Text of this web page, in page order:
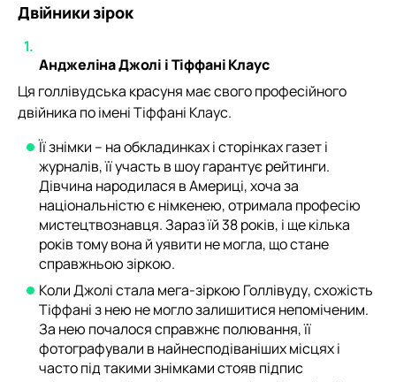
Двійники зірок
Анджеліна Джолі і Тіффані Клаус
Ця голлівудська красуня має свого професійного
двійника по імені Тіффані Клаус.
Її знімки – на обкладинках і сторінках газет і
журналів, її участь в шоу гарантує рейтинги.
Дівчина народилася в Америці, хоча за
національністю є німкенею, отримала професію
мистецтвознавця. Зараз їй 38 років, і ще кілька
років тому вона й уявити не могла, що стане
справжньою зіркою.
Коли Джолі стала мега-зіркою Голлівуду, схожість
Тіффані з нею не могло залишитися непоміченим.
За нею почалося справжнє полювання, її
фотографували в найнесподіваніших місцях і
часто під такими знімками стояв підпис